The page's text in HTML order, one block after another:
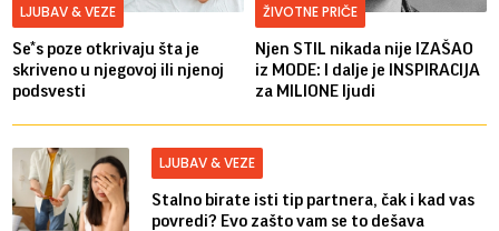
LJUBAV & VEZE
Se*s poze otkrivaju šta je
skriveno u njegovoj ili njenoj
podsvesti
ŽIVOTNE PRIČE
Njen STIL nikada nije IZAŠAO
iz MODE: I dalje je INSPIRACIJA
za MILIONE ljudi
LJUBAV & VEZE
Stalno birate isti tip partnera, čak i kad vas
povredi? Evo zašto vam se to dešava